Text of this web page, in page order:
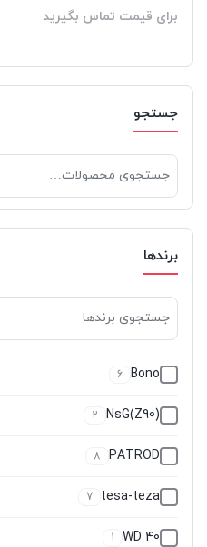
برای قیمت تماس بگیرید
جستجو
برای:
برندها
Bono
6
NsG(Z90)
2
PATROD
8
tesa-teza
7
WD 40
1